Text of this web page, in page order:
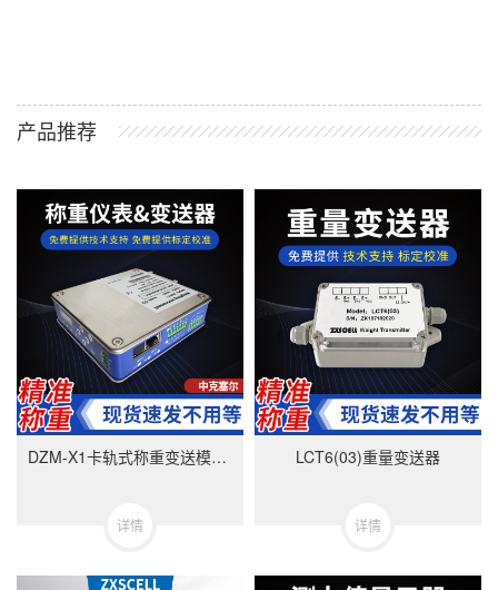
产品推荐
DZM-X1卡轨式称重变送模块-美国中克塞尔品牌
详情
LCT6(03)重量变送器
详情